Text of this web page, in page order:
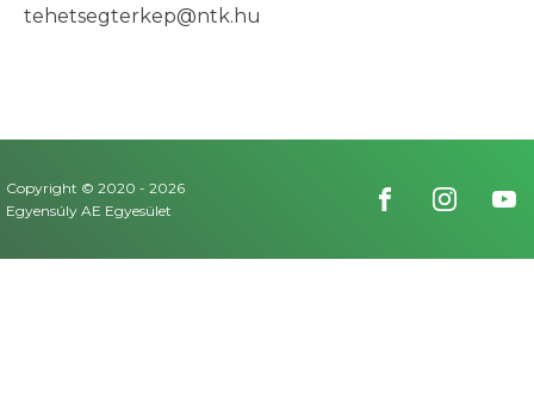
tehetsegterkep@ntk.hu
Copyright © 2020 - 2026
Egyensúly AE Egyesület